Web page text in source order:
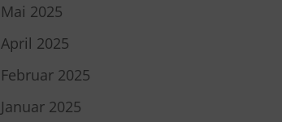
Mai 2025
April 2025
Februar 2025
Januar 2025